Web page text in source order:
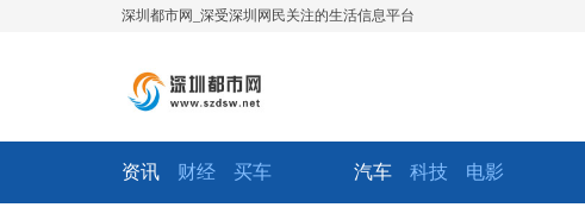
深圳都市网_深受深圳网民关注的生活信息平台
资讯 财经 买车 汽车 科技 电影